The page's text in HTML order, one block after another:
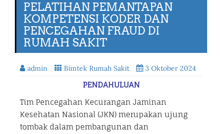
PELATIHAN PEMANTAPAN
KOMPETENSI KODER DAN
PENCEGAHAN FRAUD DI
RUMAH SAKIT
admin Bimtek Rumah Sakit 3 Oktober 2024
PENDAHULUAN
Tim Pencegahan Kecurangan Jaminan
Kesehatan Nasional (JKN) merupakan ujung
tombak dalam pembangunan dan